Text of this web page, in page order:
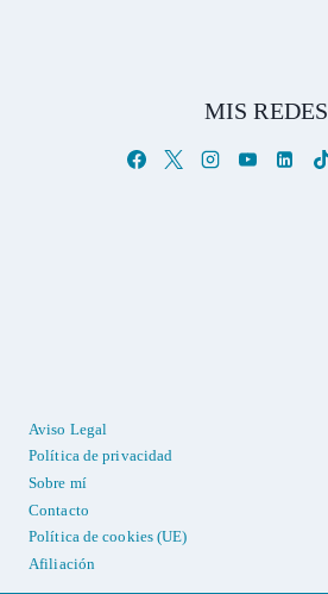
MIS REDES
Aviso Legal
Política de privacidad
Sobre mí
Contacto
Política de cookies (UE)
Afiliación